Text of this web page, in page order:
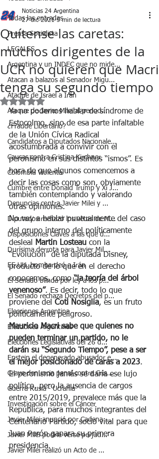
Todas las entradas
Prensa Socialista
LEGALES
Argentina y un INDEC que no mide...
Atacan a balazos al Senador Migu...
Ataque de Israel a Irán
Ataque de Javier Milei al period...
¿Fraude Libertario?
Candidatos a Diputados Nacionale...
Causas contra Cristina Kirchner
Colombia Violenta
Cumbre entre Donald Trump y Xi J...
Denuncias contra Javier Milei y ...
Diputados rechazó los vetos de M...
Disposiciones Claves a las que d...
Durísima derrota para Javier Mil...
EE.UU. bombardeó a Irán
El Senado blinda por ley a los p...
El Senado rechaza Decretos del p...
Elecciones Argentina
Elecciones Argentinas
Elecciones Legislativas del 26 d...
Epstein el degenerado abusador e...
Grave denuncia penal contra Cris...
Guerra Rusia - Ucrania
Investigación sobre el Cáncer
Javier Milei anunció por Cadena ...
Javier Milei podría verse perjud...
Javier Milei realizó un Acto de ...
Quítense las caretas:
muchos dirigentes de la
UCR no quieren que Macri
tenga su segundo tiempo
Noticias 24 Argentina
27 dic 2021 5 min de lectura
Obtuvo NaN de 5 estrellas.
Ya no podemos hablar de síndrome de
Estocolmo, sino de esa parte infaltable
de la Unión Cívica Radical
acostumbrada a convivir con el
peronismo en sus distintos “ismos”. Es
hora de que algunos comencemos a
decir las cosas como son, obviamente
también contemplando y valorando
otras opiniones.
No voy a hablar puntualmente del caso
del grupo interno del políticamente
desleal
Martin Losteau con la
“Evolución” de la diputada Disney,
producto de lo que en el derecho
conocemos, como “la teoría del árbol
venenoso”. Es decir, todo lo que
proviene del Coti Nosiglia, es un fruto
políticamente peligroso.
Mauricio Macri sabe que quienes no
pueden terminar un partido, no le
darán su “Segundo Tiempo”, pese a ser
el mejor posicionado de caras a 2023.
El peronismo jamás se daría ese lujo
político, pero la ausencia de cargos
entre 2015/2019, prevalece más que la
República, para muchos integrantes del
Centenario Partido, socio vital para que
Juan Perón ganara su primera
presidencia.